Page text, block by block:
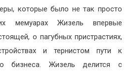
которые было не так просто
мемуарах Жизель впервые
о пагубных пристрастиях,
и тернистом пути к
бизнеса. Жизель делится с